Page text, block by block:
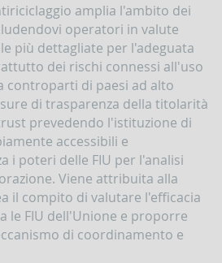
amplia l'ambito dei
operatori in valute
più dettagliate per l'adeguata
dei rischi connessi all'uso
controparti di paesi ad alto
di trasparenza della titolarità
prevedendo l'istituzione di
accessibili e
i poteri delle FIU per l'analisi
Viene attribuita alla
il compito di valutare l'efficacia
le FIU dell'Unione e proporre
di coordinamento e